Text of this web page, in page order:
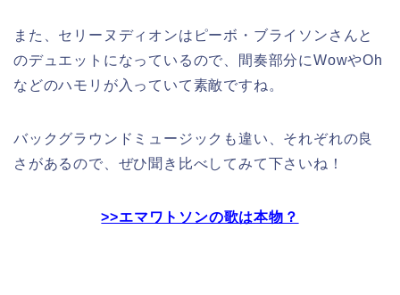
また、セリーヌディオンはピーボ・ブライソンさんと
のデュエットになっているので、間奏部分にWowやOh
などのハモリが入っていて素敵ですね。
バックグラウンドミュージックも違い、それぞれの良
さがあるので、ぜひ聞き比べしてみて下さいね！
>>エマワトソンの歌は本物？